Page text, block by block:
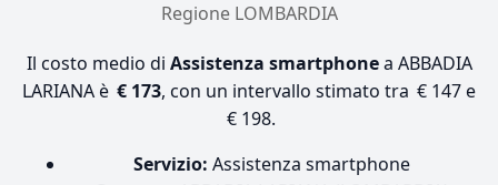
Regione LOMBARDIA
Il costo medio di Assistenza smartphonea ABBADIA
LARIANA è € 173, con un intervallo stimato tra € 147 e
€ 198.
Servizio: Assistenza smartphone